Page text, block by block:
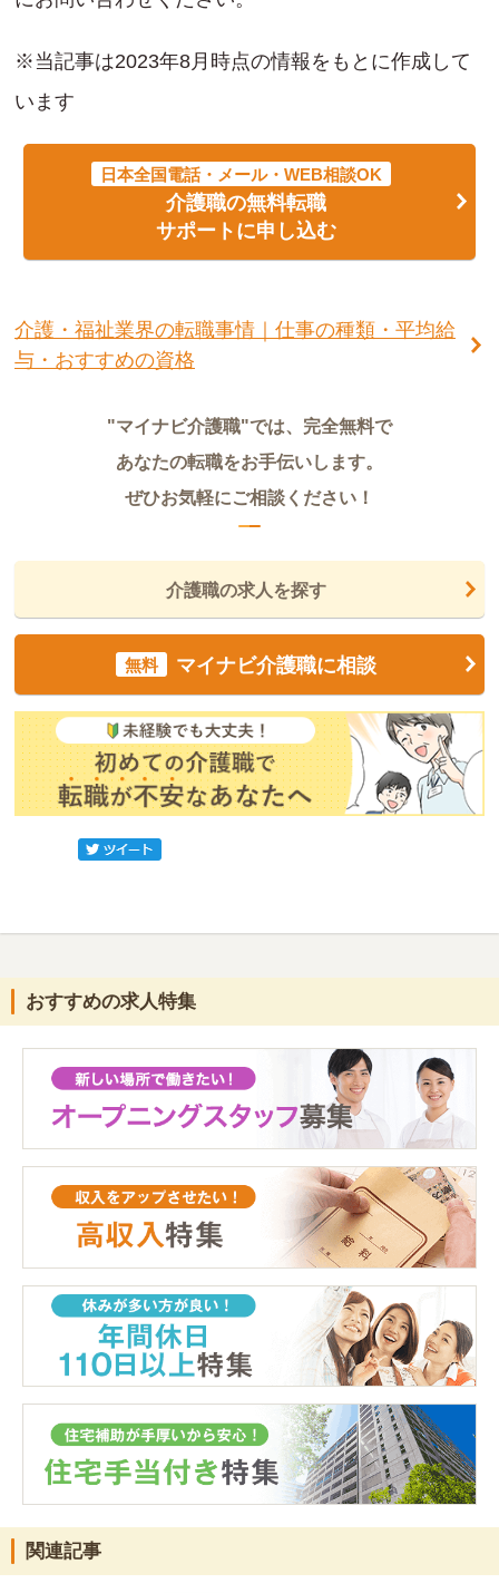
※当記事は2023年8月時点の情報をもとに作成して
います
日本全国電話・メール・WEB相談OK
介護職の無料転職
サポートに申し込む
介護・福祉業界の転職事情｜仕事の種類・平均給
与・おすすめの資格
"マイナビ介護職"では、完全無料で
あなたの転職をお手伝いします。
ぜひお気軽にご相談ください！
介護職の求人を探す
無料 マイナビ介護職に相談
おすすめの求人特集
関連記事